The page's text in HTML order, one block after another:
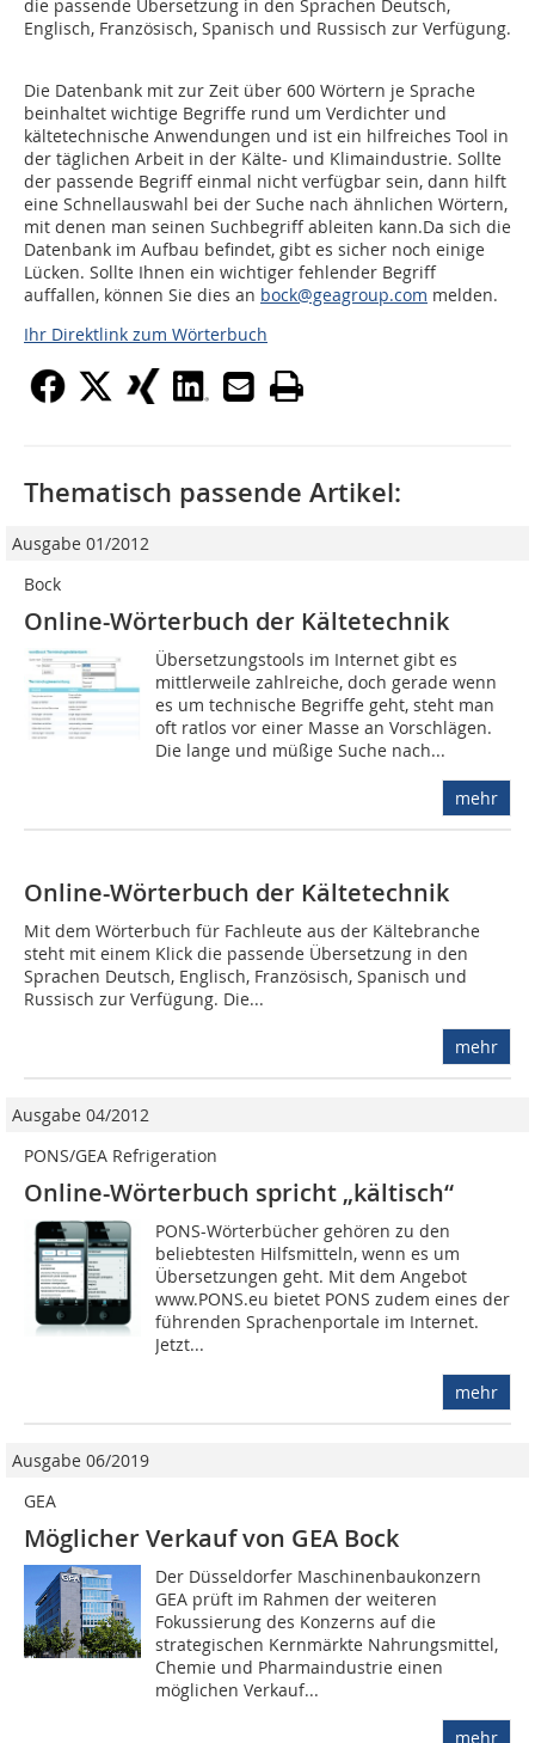
die passende Übersetzung in den Sprachen Deutsch,
Englisch, Französisch, Spanisch und Russisch zur Verfügung.
Die Datenbank mit zur Zeit über 600 Wörtern je Sprache
beinhaltet wichtige Begriffe rund um Verdichter und
kältetechnische Anwendungen und ist ein hilfreiches Tool in
der täglichen Arbeit in der Kälte- und Klimaindustrie. Sollte
der passende Begriff einmal nicht verfügbar sein, dann hilft
eine Schnellauswahl bei der Suche nach ähnlichen Wörtern,
mit denen man seinen Suchbegriff ableiten kann.Da sich die
Datenbank im Aufbau befindet, gibt es sicher noch einige
Lücken. Sollte Ihnen ein wichtiger fehlender Begriff
auffallen, können Sie dies an bock@geagroup.com melden.
Ihr Direktlink zum Wörterbuch
Thematisch passende Artikel:
Ausgabe 01/2012
Bock
Online-Wörterbuch der Kältetechnik
Übersetzungstools im Internet gibt es
mittlerweile zahlreiche, doch gerade wenn
es um technische Begriffe geht, steht man
oft ratlos vor einer Masse an Vorschlägen.
Die lange und müßige Suche nach...
mehr
Online-Wörterbuch der Kältetechnik
Mit dem Wörterbuch für Fachleute aus der Kältebranche
steht mit einem Klick die passende Übersetzung in den
Sprachen Deutsch, Englisch, Französisch, Spanisch und
Russisch zur Verfügung. Die...
mehr
Ausgabe 04/2012
PONS/GEA Refrigeration
Online-Wörterbuch spricht „kältisch“
PONS-Wörterbücher gehören zu den
beliebtesten Hilfsmitteln, wenn es um
Übersetzungen geht. Mit dem Angebot
www.PONS.eu bietet PONS zudem eines der
führenden Sprachenportale im Internet.
Jetzt...
mehr
Ausgabe 06/2019
GEA
Möglicher Verkauf von GEA Bock
Der Düsseldorfer Maschinenbaukonzern
GEA prüft im Rahmen der weiteren
Fokussierung des Konzerns auf die
strategischen Kernmärkte Nahrungsmittel,
Chemie und Pharmaindustrie einen
möglichen Verkauf...
mehr